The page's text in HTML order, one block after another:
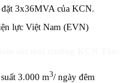
3x36MVA của KCN.
lực Việt Nam (EVN)
3.000 m3/ ngày đêm